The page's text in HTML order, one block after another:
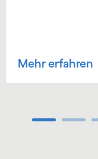
Mehr erfahren